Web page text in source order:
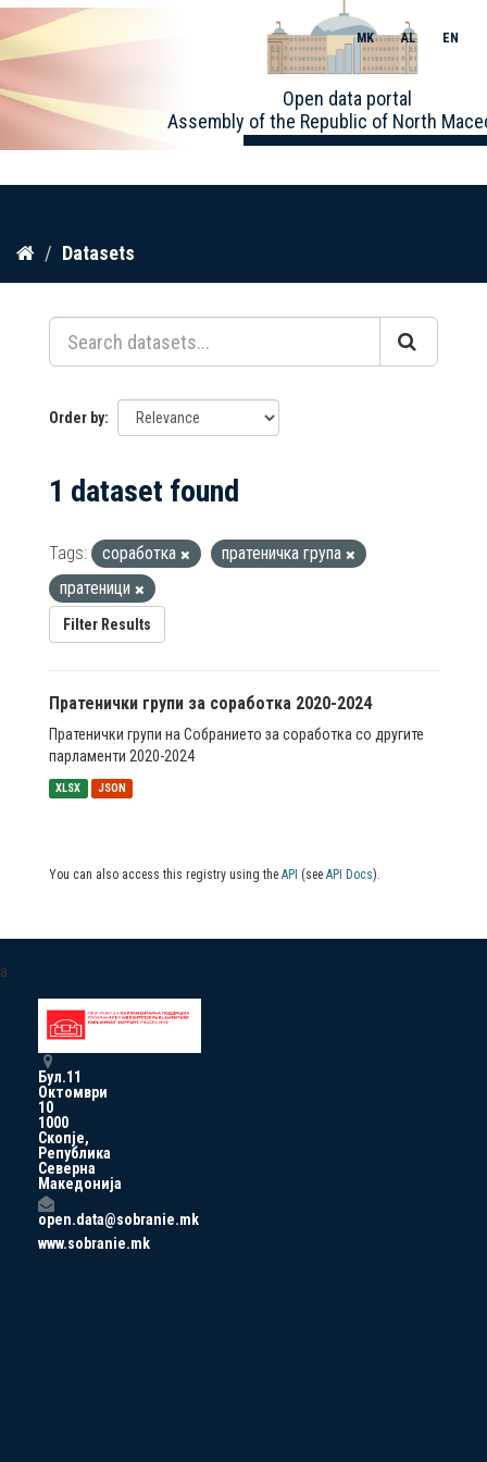
Skip
content
Open data portal
Assembly of the Republic of North
MK AL EN
Datasets
Order by
1 dataset found
Tags: соработка
пратеничка група
пратеници
Filter Results
Пратенички групи за соработка 2020-2024
Пратенички групи на Собранието за соработка со другите
парламенти 2020-2024
XLSX JSON
You can also access this registry using the API (see API Docs).
a
Бул.11
Октомври
10
1000
Скопје,
Република
Северна
Македонија
open.data@sobranie.mk
www.sobranie.mk